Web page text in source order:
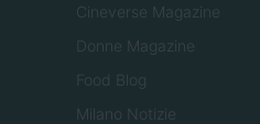
Cineverse Magazine
Donne Magazine
Food Blog
Milano Notizie